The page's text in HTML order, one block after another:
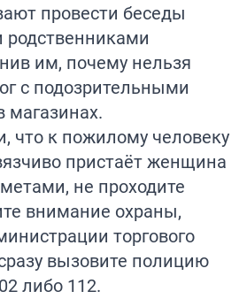
провести беседы
им, почему нельзя
с подозрительными
что к пожилому человеку
пристаёт женщина
не проходите
внимание охраны,
торгового
вызовите полицию
либо 112.